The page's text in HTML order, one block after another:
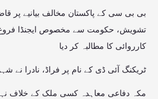
بی بی سی کے پاکستان مخالف بیانیے پر
تشویش، حکومت سے مخصوص ایجنڈا فروغ
کارروائی کا مطالبہ کر دیا
ٹریکنگ آئی ڈی کے نام پر فراڈ، نادرا نے
مکہ دفاعی معاہدہ کسی ملک کے خلاف